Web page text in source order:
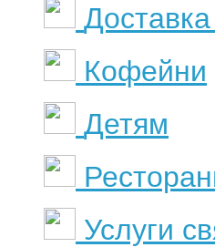
Кофейни
Детям
Услуги